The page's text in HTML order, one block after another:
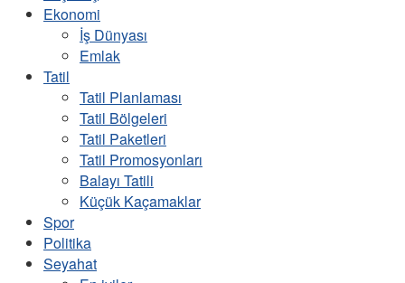
Ekonomi
İş Dünyası
Emlak
Tatil
Tatil Planlaması
Tatil Bölgeleri
Tatil Paketleri
Tatil Promosyonları
Balayı Tatili
Küçük Kaçamaklar
Spor
Politika
Seyahat